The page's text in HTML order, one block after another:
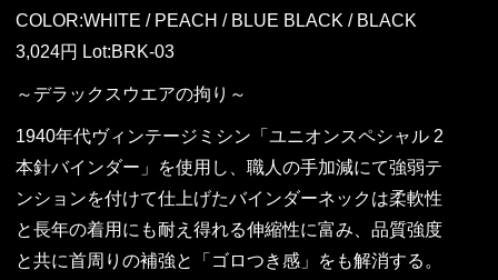
COLOR:WHITE / PEACH / BLUE BLACK / BLACK
3,024円 Lot:BRK-03
～デラックスウエアの拘り～
1940年代ヴィンテージミシン「ユニオンスペシャル 2
本針バインダー」を使用し、職人の手加減にて強弱テ
ンションを付けて仕上げたバインダーネックは柔軟性
と長年の着用にも耐え得れる伸縮性に富み、品質強度
と共に首周りの補強と「ゴロつき感」をも解消する。